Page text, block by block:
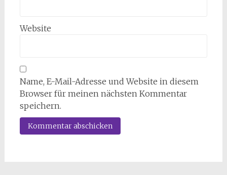
Website
Name, E-Mail-Adresse und Website in diesem
Browser für meinen nächsten Kommentar
speichern.